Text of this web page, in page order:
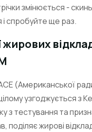
змінюється -
спробуйте ще раз.
жирових
(Американської
узгоджується з
з тестування та
поділяє жирові